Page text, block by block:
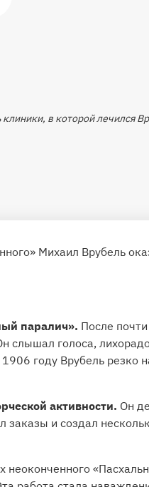
в которой лечился
Михаил Врубель
паралич». После
слышал голоса,
году Врубель резко
активности. Он
заказы и создал
неоконченного